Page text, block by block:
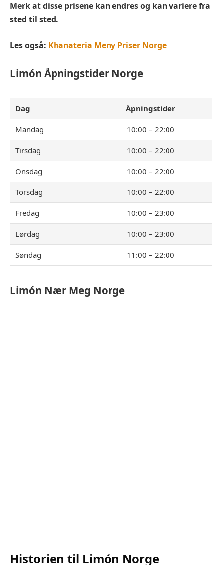
Merk at disse prisene kan endres og kan variere fra
sted til sted.
Les også: Khanateria Meny Priser Norge
Limón Åpningstider Norge
Dag Åpningstider
Mandag 10:00 – 22:00
Tirsdag 10:00 – 22:00
Onsdag 10:00 – 22:00
Torsdag 10:00 – 22:00
Fredag 10:00 – 23:00
Lørdag 10:00 – 23:00
Søndag 11:00 – 22:00
Limón Nær Meg Norge
Historien til Limón Norge